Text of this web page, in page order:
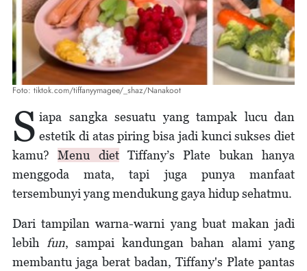
Foto: tiktok.com/tiffanyymagee/_shaz/Nanakoot
S iapa sangka sesuatu yang tampak lucu dan
estetik di atas piring bisa jadi kunci sukses diet
kamu?Menu dietTiffany’s Plate bukan hanya
menggoda mata, tapi juga punya manfaat
tersembunyi yang mendukung gaya hidup sehatmu.
Dari tampilan warna-warni yang buat makan jadi
lebih
fun, sampai kandungan bahan alami yang
membantu jaga berat badan, Tiffany's Plate pantas